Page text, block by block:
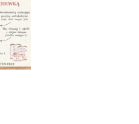
stron internetowych
zachowują się na stronie,
informacje.